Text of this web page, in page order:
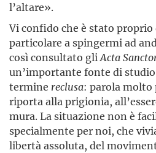
l’altare».
Vi confido che è stato proprio
particolare a spingermi ad
così consultato gli Acta
un’importante fonte di
termine reclusa: parola molto
riporta alla prigionia,
mura. La situazione non è
specialmente per noi, che
libertà assoluta, del